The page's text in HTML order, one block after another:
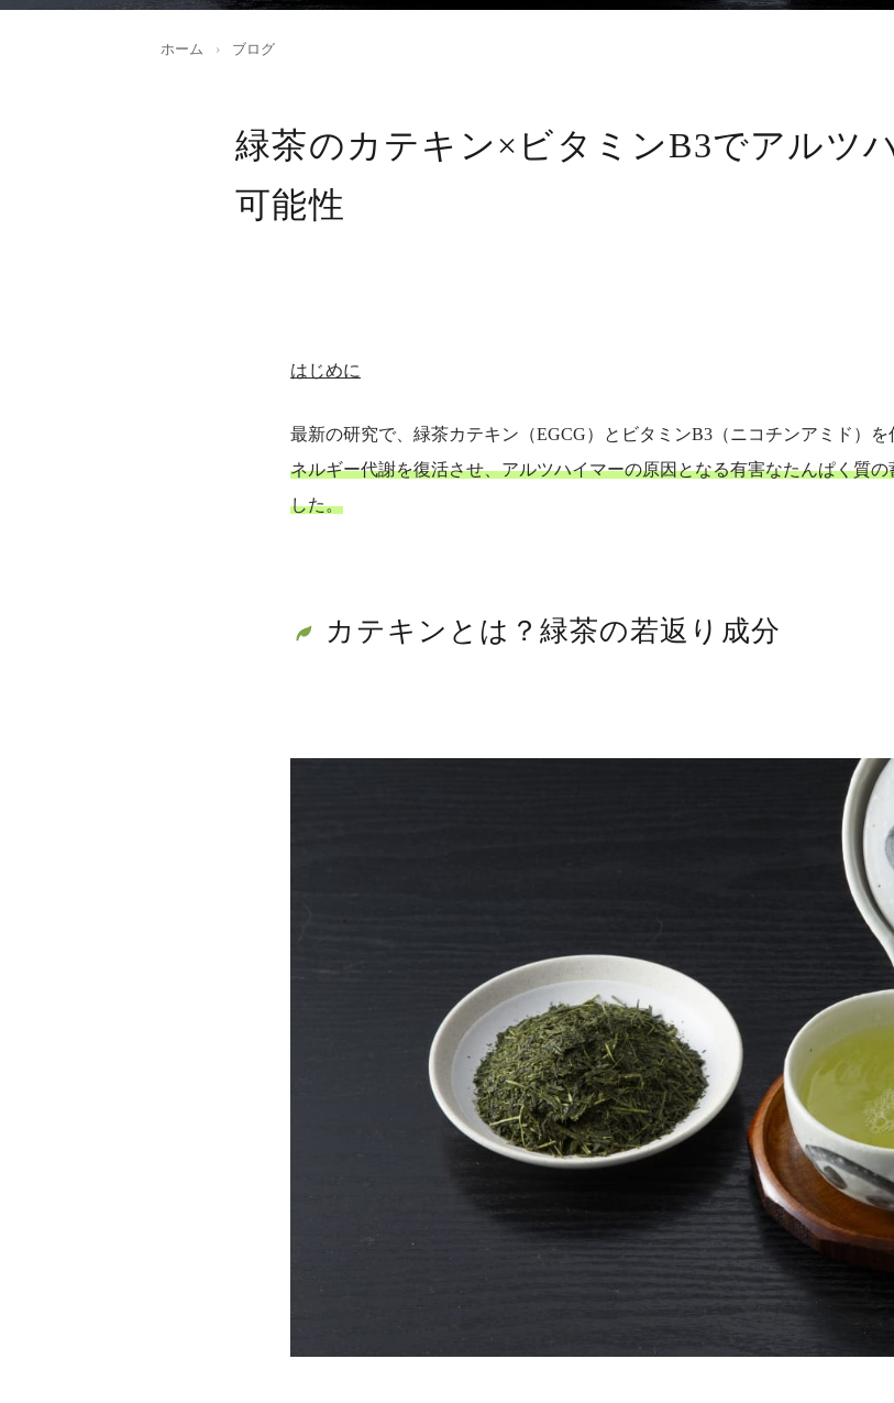
ホーム › ブログ
緑茶のカテキン×ビタミンB3でアルツ
可能性
はじめに
最新の研究で、緑茶カテキン（EGCG）とビタミンB3（ニコチンアミド）
ネルギー代謝を復活させ、アルツハイマーの原因となる有害なたんぱく質
した。
カテキンとは？緑茶の若返り成分